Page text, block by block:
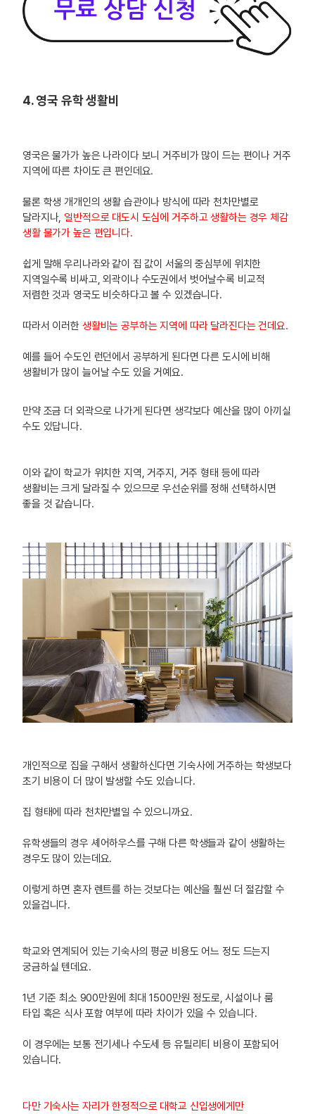
4. 영국 유학 생활비
영국은 물가가 높은 나라이다 보니 거주비가 많이 드는 편이나 거주
지역에 따른 차이도 큰 편인데요.
물론 학생 개개인의 생활 습관이나 방식에 따라 천차만별로
달라지나, 일반적으로 대도시 도심에 거주하고 생활하는 경우 체감
생활 물가가 높은 편입니다.
쉽게 말해 우리나라와 같이 집 값이 서울의 중심부에 위치한
지역일수록 비싸고, 외곽이나 수도권에서 벗어날수록 비교적
저렴한 것과 영국도 비슷하다고 볼 수 있겠습니다.
따라서 이러한 생활비는 공부하는 지역에 따라 달라진다는 건데요.
예를 들어 수도인 런던에서 공부하게 된다면 다른 도시에 비해
생활비가 많이 늘어날 수도 있을 거예요.
만약 조금 더 외곽으로 나가게 된다면 생각보다 예산을 많이 아끼실
수도 있답니다.
이와 같이 학교가 위치한 지역, 거주지, 거주 형태 등에 따라
생활비는 크게 달라질 수 있으므로 우선순위를 정해 선택하시면
좋을 것 같습니다.
개인적으로 집을 구해서 생활하신다면 기숙사에 거주하는 학생보다
초기 비용이 더 많이 발생할 수도 있습니다.
집 형태에 따라 천차만별일 수 있으니까요.
유학생들의 경우 셰어하우스를 구해 다른 학생들과 같이 생활하는
경우도 많이 있는데요.
이렇게 하면 혼자 렌트를 하는 것보다는 예산을 훨씬 더 절감할 수
있을겁니다.
학교와 연계되어 있는 기숙사의 평균 비용도 어느 정도 드는지
궁금하실 텐데요.
1년 기준 최소 900만원에 최대 1500만원 정도로, 시설이나 룸
타입 혹은 식사 포함 여부에 따라 차이가 있을 수 있습니다.
이 경우에는 보통 전기세나 수도세 등 유틸리티 비용이 포함되어
있습니다.
다만 기숙사는 자리가 한정적으로 대학교 신입생에게만